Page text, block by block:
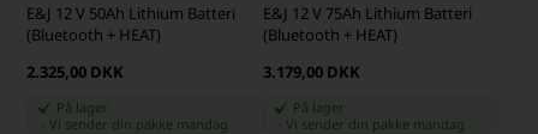
E&J 12 V 50Ah Lithium Batteri
(Bluetooth + HEAT)
2.325,00 DKK
På lager
-Vi sender din pakke mandag
E&J 12 V 75Ah Lithium Batteri
(Bluetooth + HEAT)
3.179,00 DKK
På lager
Vi sender din pakke mandag